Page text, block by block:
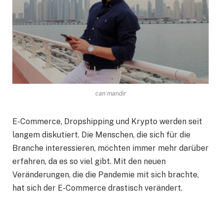
can mandir
E-Commerce, Dropshipping und Krypto werden seit
langem diskutiert. Die Menschen, die sich für die
Branche interessieren, möchten immer mehr darüber
erfahren, da es so viel gibt. Mit den neuen
Veränderungen, die die Pandemie mit sich brachte,
hat sich der E-Commerce drastisch verändert.